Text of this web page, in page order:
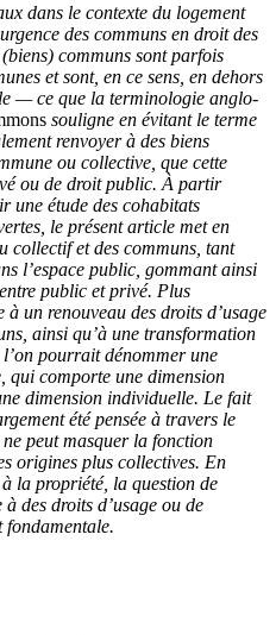
dans le contexte du logement
des communs en droit des
communs sont parfois
et sont, en ce sens, en dehors
— ce que la terminologie anglo-
souligne en évitant le terme
renvoyer à des biens
ou collective, que cette
ou de droit public. À partir
une étude des cohabitats
le présent article met en
collectif et des communs, tant
l’espace public, gommant ainsi
public et privé. Plus
un renouveau des droits d’usage
ainsi qu’à une transformation
pourrait dénommer une
qui comporte une dimension
dimension individuelle. Le fait
été pensée à travers le
peut masquer la fonction
origines plus collectives. En
la propriété, la question de
des droits d’usage ou de
fondamentale.